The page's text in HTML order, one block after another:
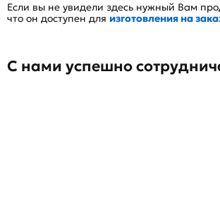
Если вы не увидели здесь нужный Вам
что он доступен для изготовления на
С нами успешно